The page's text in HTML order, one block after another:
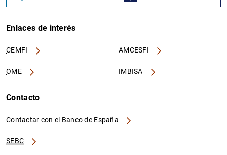
Enlaces de interés
CEMFI AMCESFI
OME IMBISA
Contacto
Contactar con el Banco de España
SEBC